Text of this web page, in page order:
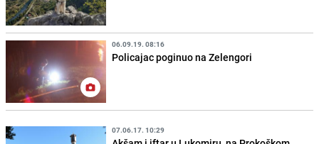
06.09.19. 08:16
Policajac poginuo na Zelengori
07.06.17. 10:29